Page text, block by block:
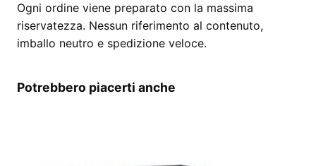
Ogni ordine viene preparato con la massima
riservatezza. Nessun riferimento al contenuto,
imballo neutro e spedizione veloce.
Potrebbero piacerti anche